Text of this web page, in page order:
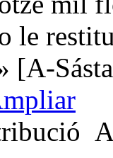
le
[A-